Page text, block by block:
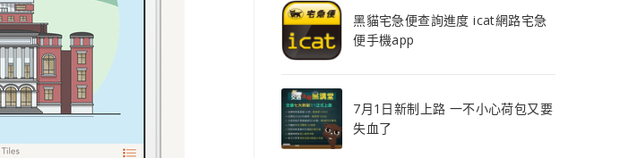
黑貓宅急便查詢進度 icat網路宅急
便手機app
7月1日新制上路 一不小心荷包又要
失血了